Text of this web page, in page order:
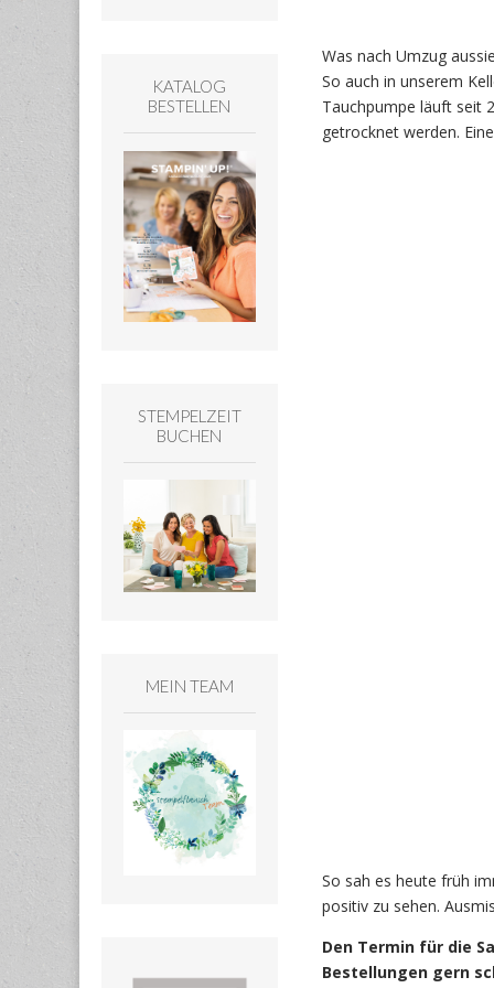
Was nach Umzug
So auch in unserem
Tauchpumpe läuft seit
getrocknet werden.
So sah es heute früh
positiv zu sehen.
Den Termin für die
Bestellungen gern
KATALOG
BESTELLEN
STEMPELZEIT
BUCHEN
MEIN TEAM